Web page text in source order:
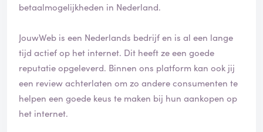
betaalmogelijkheden in Nederland.
JouwWeb is een Nederlands bedrijf en is al een lange
tijd actief op het internet. Dit heeft ze een goede
reputatie opgeleverd. Binnen ons platform kan ook jij
een review achterlaten om zo andere consumenten te
helpen een goede keus te maken bij hun aankopen op
het internet.